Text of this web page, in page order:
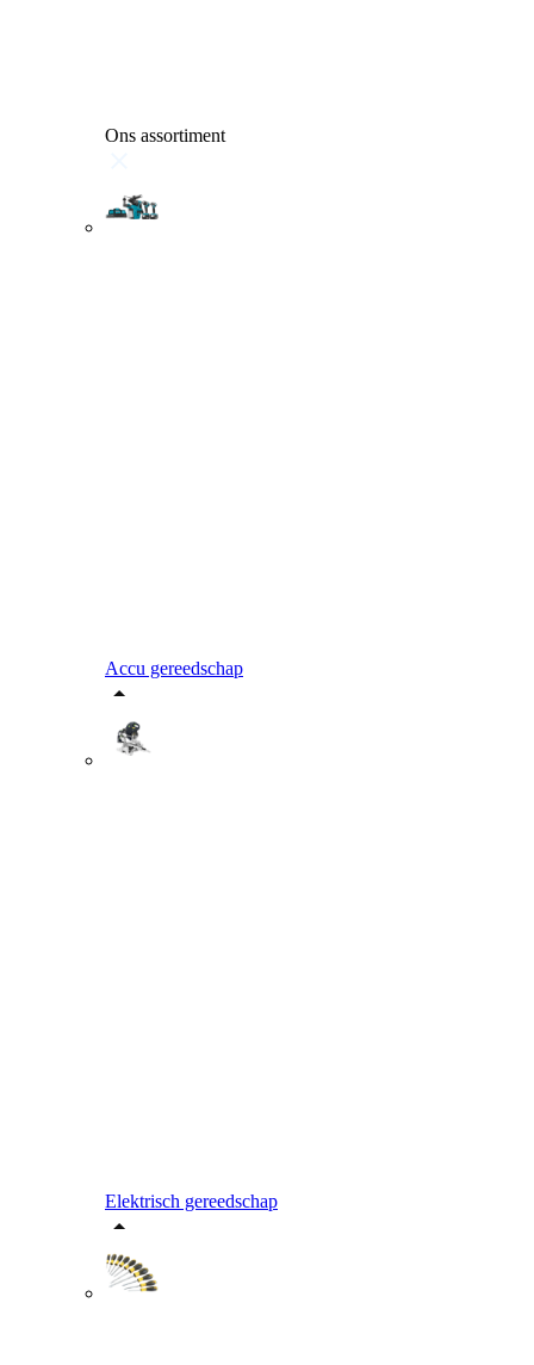
Ons assortiment
Accu gereedschap
Elektrisch gereedschap